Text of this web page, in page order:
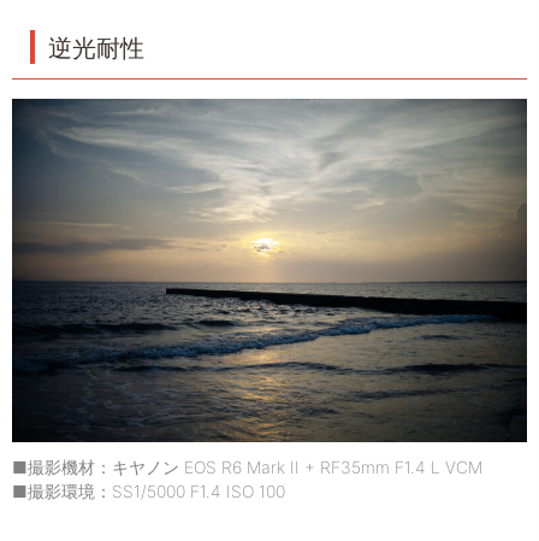
逆光耐性
■撮影機材：キヤノン EOS R6 Mark II + RF35mm F1.4 L VCM
■撮影環境：SS1/5000 F1.4 ISO 100